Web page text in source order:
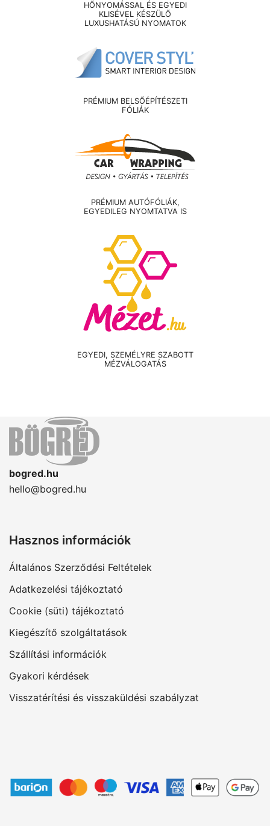
HŐNYOMÁSSAL ÉS EGYEDI
KLISÉVEL KÉSZÜLŐ
LUXUSHATÁSÚ NYOMATOK
PRÉMIUM BELSŐÉPÍTÉSZETI
FÓLIÁK
PRÉMIUM AUTÓFÓLIÁK,
EGYEDILEG NYOMTATVA IS
EGYEDI, SZEMÉLYRE SZABOTT
MÉZVÁLOGATÁS
bogred.hu
hello@bogred.hu
Hasznos információk
Általános Szerződési Feltételek
Adatkezelési tájékoztató
Cookie (süti) tájékoztató
Kiegészítő szolgáltatások
Szállítási információk
Gyakori kérdések
Visszatérítési és visszaküldési szabályzat